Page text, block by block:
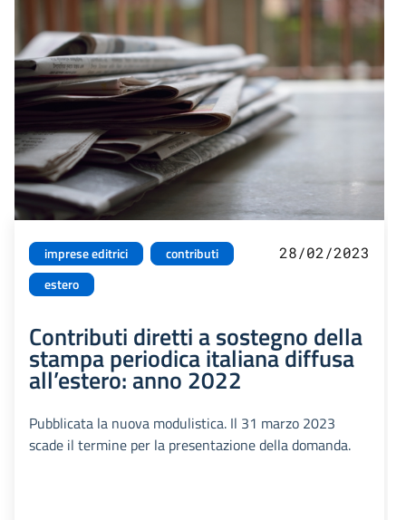
imprese editrici
contributi
estero
28/02/2023
Contributi diretti a sostegno della
stampa periodica italiana diffusa
all’estero: anno 2022
Pubblicata la nuova modulistica. Il 31 marzo 2023
scade il termine per la presentazione della domanda.